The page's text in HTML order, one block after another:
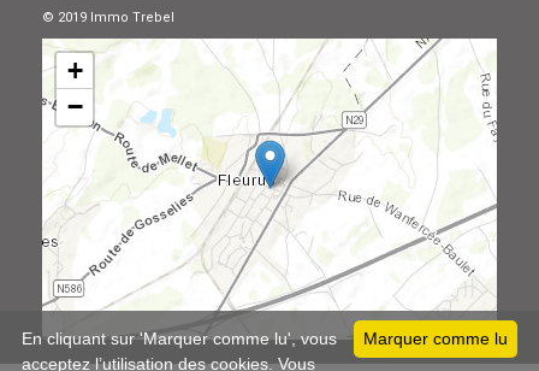
© 2019 Immo Trebel
+
−
Marquer comme lu
En cliquant sur 'Marquer comme lu', vous
acceptez l’utilisation des cookies. Vous